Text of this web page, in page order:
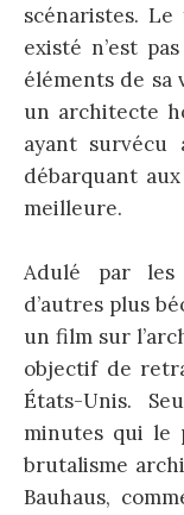
scénaristes.
existé n’est
éléments de
un architecte
ayant survécu
débarquant
meilleure.
Adulé par les
d’autres plus
un film sur
objectif de
États-Unis.
minutes qui le
brutalisme
Bauhaus,